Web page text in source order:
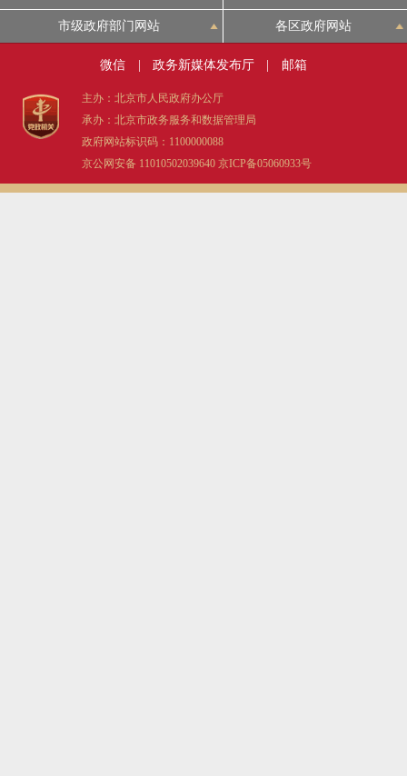
市级政府部门网站 各区政府网站
微信 政务新媒体发布厅 邮箱
主办：北京市人民政府办公厅
承办：北京市政务服务和数据管理局
政府网站标识码：1100000088
京公网安备 11010502039640 京ICP备05060933号